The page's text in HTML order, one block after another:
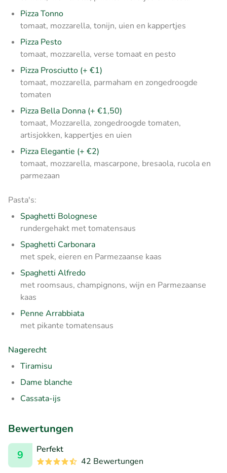
Pizza Tonno
tomaat, mozzarella, tonijn, uien en kappertjes
Pizza Pesto
tomaat, mozzarella, verse tomaat en pesto
Pizza Prosciutto (+ €1)
tomaat, mozzarella, parmaham en zongedroogde
tomaten
Pizza Bella Donna (+ €1,50)
tomaat, Mozzarella, zongedroogde tomaten,
artisjokken, kappertjes en uien
Pizza Elegantie (+ €2)
tomaat, mozzarella, mascarpone, bresaola, rucola en
parmezaan
Pasta's:
Spaghetti Bolognese
rundergehakt met tomatensaus
Spaghetti Carbonara
met spek, eieren en Parmezaanse kaas
Spaghetti Alfredo
met roomsaus, champignons, wijn en Parmezaanse
kaas
Penne Arrabbiata
met pikante tomatensaus
Nagerecht
Tiramisu
Dame blanche
Cassata-ijs
Bewertungen
9
Perfekt
42 Bewertungen